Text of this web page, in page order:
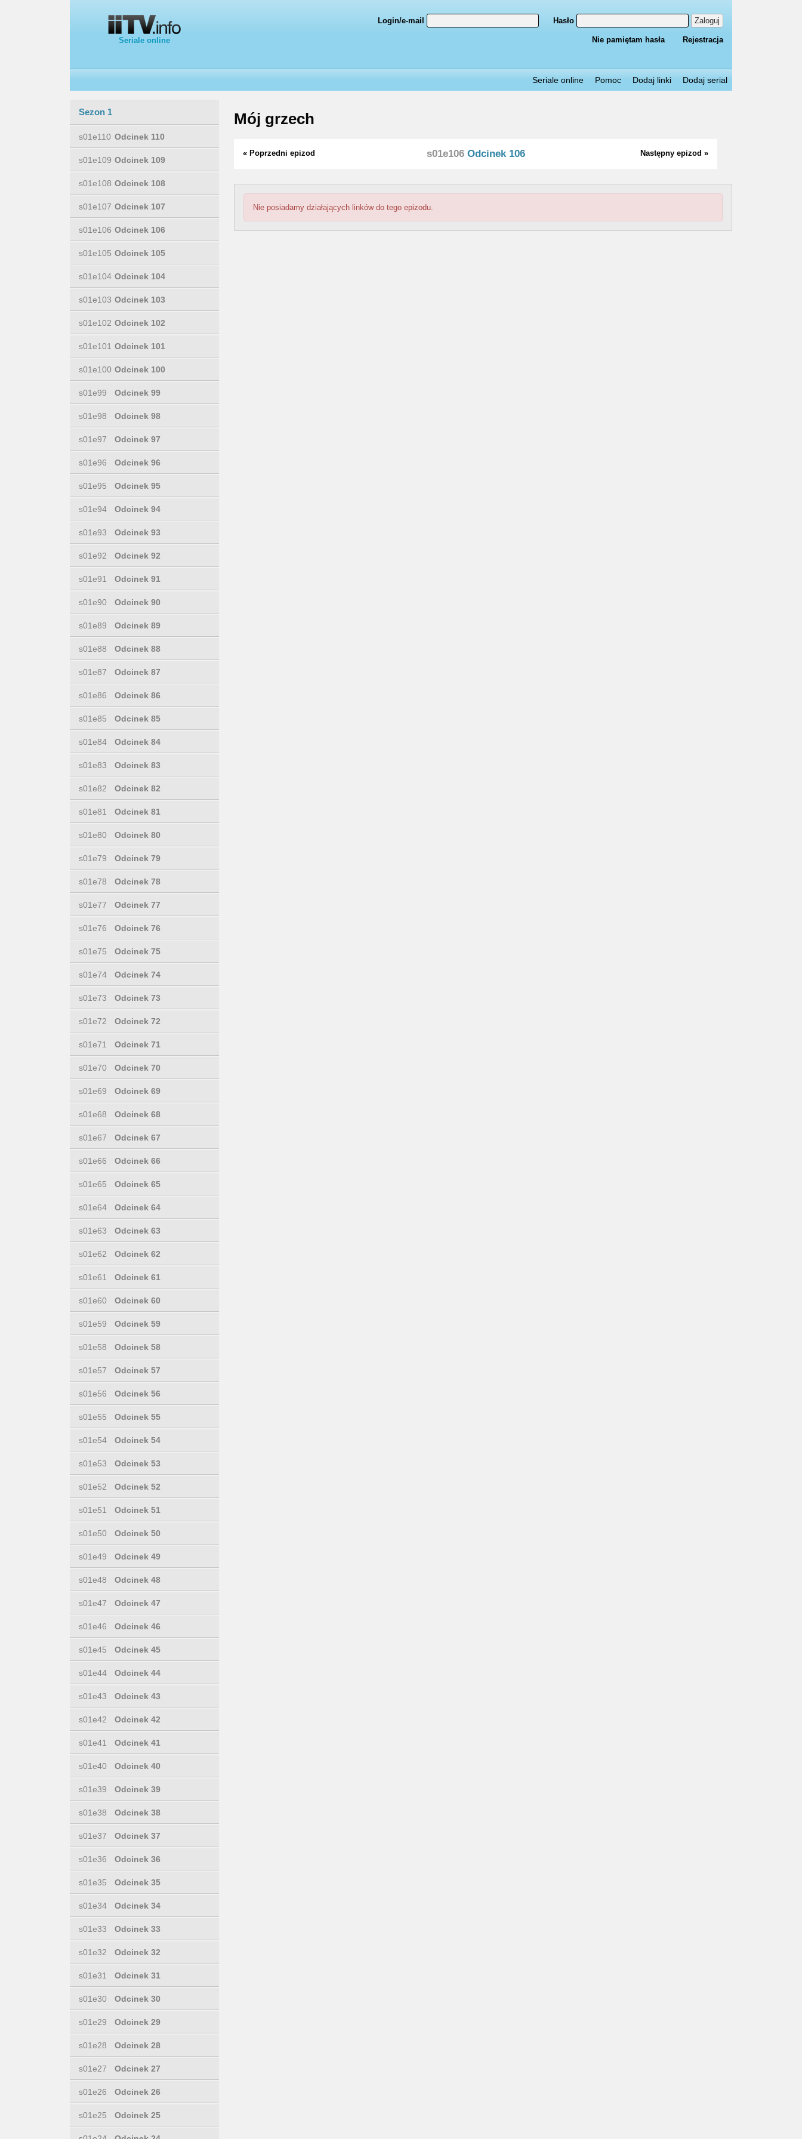
Seriale online
Login/e-mail Hasło Zaloguj
Nie pamiętam hasła Rejestracja
Seriale online Pomoc Dodaj linki Dodaj serial
Sezon 1
s01e110 Odcinek 110
s01e109 Odcinek 109
s01e108 Odcinek 108
s01e107 Odcinek 107
s01e106 Odcinek 106
s01e105 Odcinek 105
s01e104 Odcinek 104
s01e103 Odcinek 103
s01e102 Odcinek 102
s01e101 Odcinek 101
s01e100 Odcinek 100
s01e99 Odcinek 99
s01e98 Odcinek 98
s01e97 Odcinek 97
s01e96 Odcinek 96
s01e95 Odcinek 95
s01e94 Odcinek 94
s01e93 Odcinek 93
s01e92 Odcinek 92
s01e91 Odcinek 91
s01e90 Odcinek 90
s01e89 Odcinek 89
s01e88 Odcinek 88
s01e87 Odcinek 87
s01e86 Odcinek 86
s01e85 Odcinek 85
s01e84 Odcinek 84
s01e83 Odcinek 83
s01e82 Odcinek 82
s01e81 Odcinek 81
s01e80 Odcinek 80
s01e79 Odcinek 79
s01e78 Odcinek 78
s01e77 Odcinek 77
s01e76 Odcinek 76
s01e75 Odcinek 75
s01e74 Odcinek 74
s01e73 Odcinek 73
s01e72 Odcinek 72
s01e71 Odcinek 71
s01e70 Odcinek 70
s01e69 Odcinek 69
s01e68 Odcinek 68
s01e67 Odcinek 67
s01e66 Odcinek 66
s01e65 Odcinek 65
s01e64 Odcinek 64
s01e63 Odcinek 63
s01e62 Odcinek 62
s01e61 Odcinek 61
s01e60 Odcinek 60
s01e59 Odcinek 59
s01e58 Odcinek 58
s01e57 Odcinek 57
s01e56 Odcinek 56
s01e55 Odcinek 55
s01e54 Odcinek 54
s01e53 Odcinek 53
s01e52 Odcinek 52
s01e51 Odcinek 51
s01e50 Odcinek 50
s01e49 Odcinek 49
s01e48 Odcinek 48
s01e47 Odcinek 47
s01e46 Odcinek 46
s01e45 Odcinek 45
s01e44 Odcinek 44
s01e43 Odcinek 43
s01e42 Odcinek 42
s01e41 Odcinek 41
s01e40 Odcinek 40
s01e39 Odcinek 39
s01e38 Odcinek 38
s01e37 Odcinek 37
s01e36 Odcinek 36
s01e35 Odcinek 35
s01e34 Odcinek 34
s01e33 Odcinek 33
s01e32 Odcinek 32
s01e31 Odcinek 31
s01e30 Odcinek 30
s01e29 Odcinek 29
s01e28 Odcinek 28
s01e27 Odcinek 27
s01e26 Odcinek 26
s01e25 Odcinek 25
Mój grzech
« Poprzedni epizod Następny epizod »
s01e106Odcinek 106
Nie posiadamy działających linków do tego epizodu.